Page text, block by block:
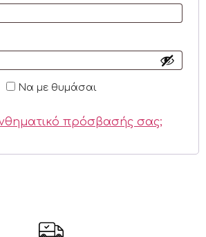
Να με θυμάσαι
πρόσβασής σας;